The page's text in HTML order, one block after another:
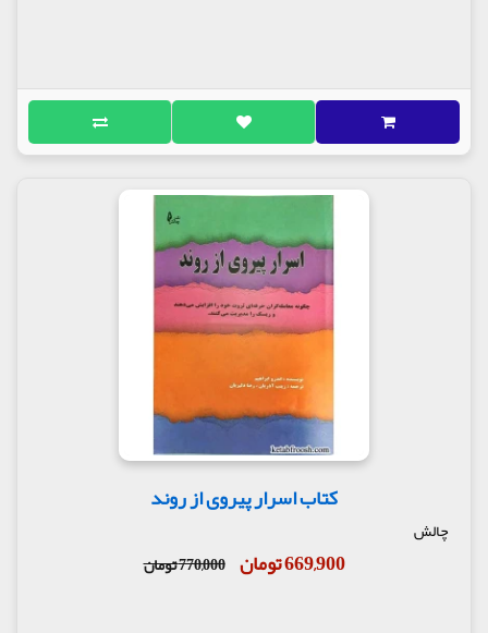
کتاب اسرار پیروی از روند
چالش
669,900 تومان 770,000 تومان